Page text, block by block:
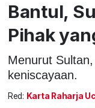
Bantul,
Pihak
Menurut
keniscayaan.
Red: Karta Raharja